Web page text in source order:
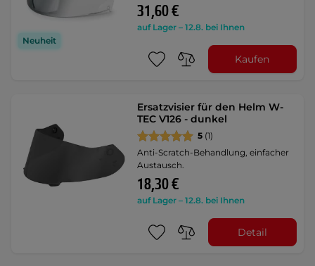
Neuheit
31,60 €
auf Lager – 12.8. bei Ihnen
Kaufen
Ersatzvisier für den Helm W-
TEC V126 - dunkel
5 (1)
Anti-Scratch-Behandlung, einfacher
Austausch.
18,30 €
auf Lager – 12.8. bei Ihnen
Detail